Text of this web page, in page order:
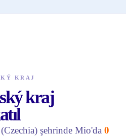
KRAJ
kraj
(Czechia) şehrinde Mio'da 0